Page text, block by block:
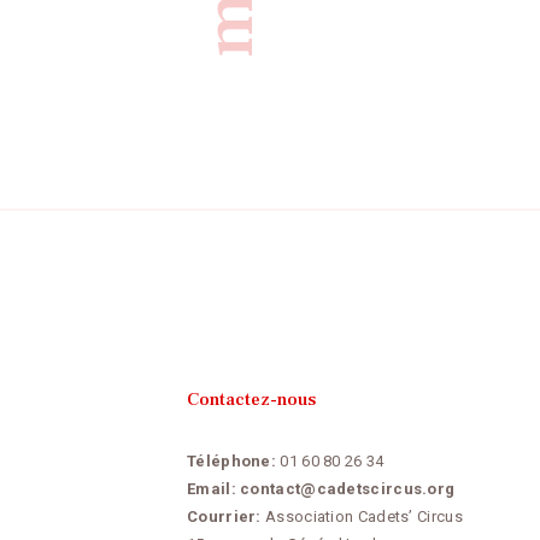
Contactez-nous
Téléphone: 01 60 80 26 34
Email: contact@cadetscircus.org
Courrier: Association Cadets’ Circus